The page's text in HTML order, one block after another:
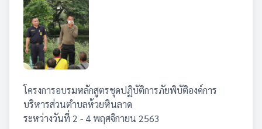
โครงการอบรมหลักสูตรชุดปฏิบัติการภัยพิบัติองค์การ
บริหารส่วนตำบลห้วยหินลาด
ระหว่างวันที่ 2 - 4 พฤศจิกายน 2563